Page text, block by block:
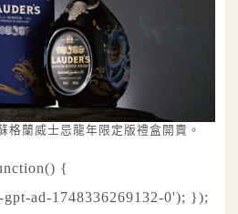
格蘭威士忌龍年限定版禮盒開賣。
{
ad-1748336269132-0'); });